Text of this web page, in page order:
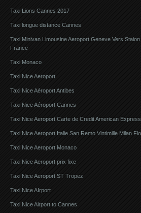
Taxi Lions Cannes 2017
Taxi longue distance Cannes
Taxi Minivan Limousine Aeroport Geneve Vers
France
Taxi Monaco
Taxi Nice Aeroport
Taxi Nice Aéroport Antibes
Taxi Nice Aéroport Cannes
Taxi Nice Aeroport Carte de Credit American Express
Taxi Nice Aeroport Italie San Remo Vintimille Milan
Taxi Nice Aeroport Monaco
Taxi Nice Aeroport prix fixe
Taxi Nice Aeroport ST Tropez
Taxi Nice AIrport
Taxi Nice Airport to Cannes